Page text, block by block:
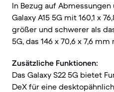
In Bezug auf
Galaxy A15 5G mit 160,1 x
größer und schwerer als
5G, das 146 x 70,6 x 7,6
Zusätzliche Funktionen:
Das Galaxy S22 5G bietet
DeX für eine